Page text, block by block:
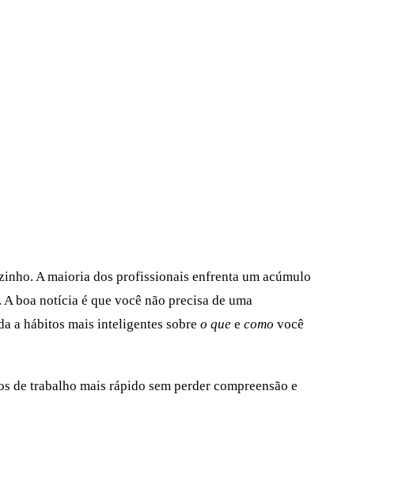
A maioria dos profissionais enfrenta um acúmulo
boa notícia é que você não precisa de uma
a hábitos mais inteligentes sobre o que e como você
de trabalho mais rápido sem perder compreensão e